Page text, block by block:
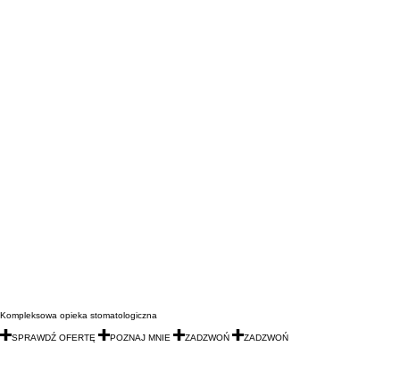
Kompleksowa opieka stomatologiczna
SPRAWDŹ OFERTĘ POZNAJ MNIE ZADZWOŃ ZADZWOŃ